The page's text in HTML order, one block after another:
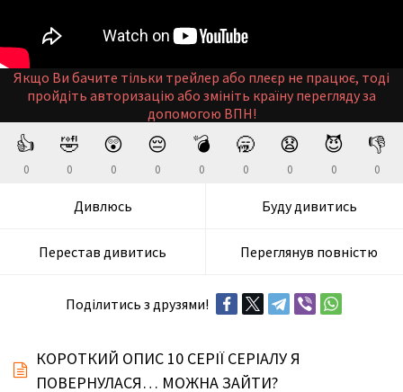
Якщо Ви бачите тільки трейлер або плеєр не працює, тоді
пройдіть авторизацію або змініть країну перегляду за
допомогою ВПН!
👍
0
🤣
0
😲
0
😔
0
💣
0
🥱
0
😧
0
😈
0
👎
0
Дивлюсь Буду дивитись
Перестав дивитись Переглянув повністю
Поділитись з друзями!
КОРОТКИЙ ОПИС 10 СЕРІЇ СЕРІАЛУ Я
ПОВЕРНУЛАСЯ… МОЖНА ЗАЙТИ?